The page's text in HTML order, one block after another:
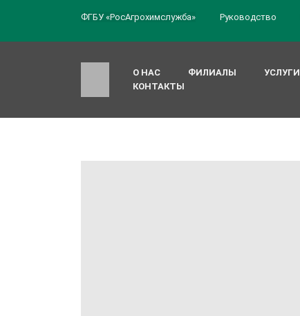
ФГБУ «РосАгрохимслужба» Руководство
О НАС ФИЛИАЛЫ УСЛУГИ
КОНТАКТЫ